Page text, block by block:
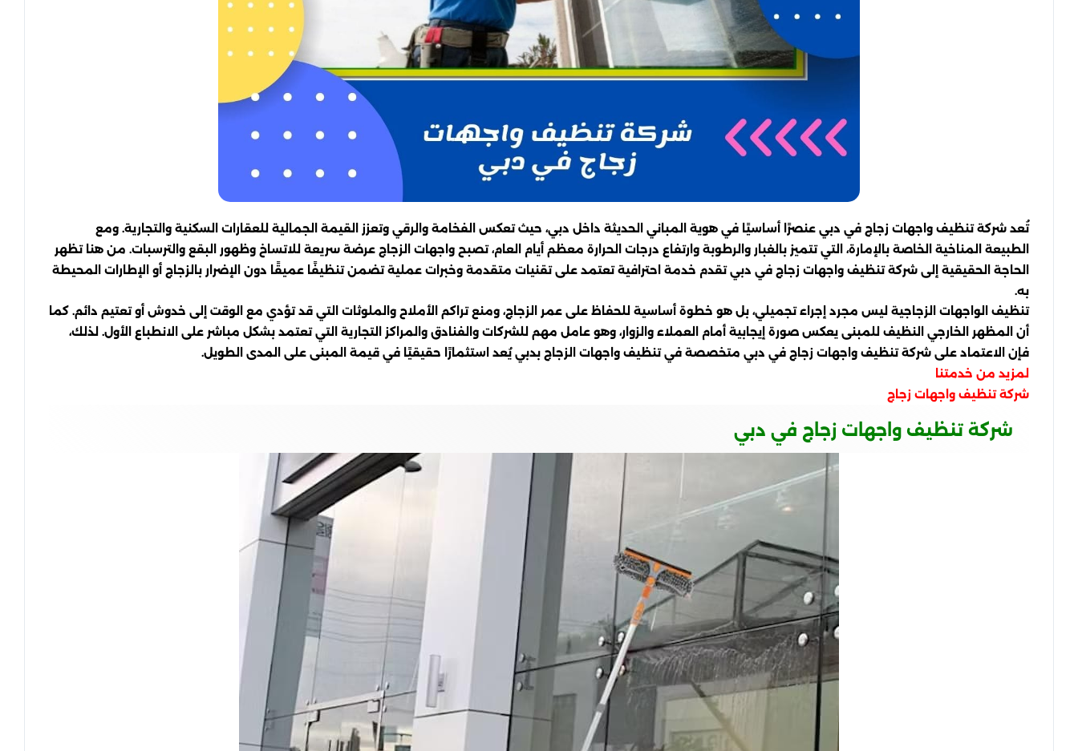
تُعد شركة تنظيف واجهات زجاج في دبي عنصرًا أساسيًا في هوية المباني الحديثة داخل دبي، حيث تعكس الفخامة والرقي وتعزز القيمة الجمالية للعقارات السكنية والتجارية. ومع
الطبيعة المناخية الخاصة بالإمارة، التي تتميز بالغبار والرطوبة وارتفاع درجات الحرارة معظم أيام العام، تصبح واجهات الزجاج عرضة سريعة للاتساخ وظهور البقع والترسبات. من هنا تظهر
الحاجة الحقيقية إلى شركة تنظيف واجهات زجاج في دبي تقدم خدمة احترافية تعتمد على تقنيات متقدمة وخبرات عملية تضمن تنظيفًا عميقًا دون الإضرار بالزجاج أو الإطارات المحيطة
به.
تنظيف الواجهات الزجاجية ليس مجرد إجراء تجميلي، بل هو خطوة أساسية للحفاظ على عمر الزجاج، ومنع تراكم الأملاح والملوثات التي قد تؤدي مع الوقت إلى خدوش أو تعتيم دائم. كما
أن المظهر الخارجي النظيف للمبنى يعكس صورة إيجابية أمام العملاء والزوار، وهو عامل مهم للشركات والفنادق والمراكز التجارية التي تعتمد بشكل مباشر على الانطباع الأول. لذلك،
فإن الاعتماد على شركة تنظيف واجهات زجاج في دبي متخصصة في تنظيف واجهات الزجاج بدبي يُعد استثمارًا حقيقيًا في قيمة المبنى على المدى الطويل.
لمزيد من خدمتنا
شركة تنظيف واجهات زجاج
شركة تنظيف واجهات زجاج في دبي